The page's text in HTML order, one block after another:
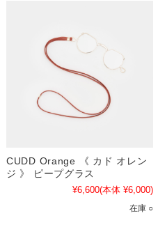
CUDD Orange 《 カド オレン
ジ 》 ピープグラス
¥6,600(本体 ¥6,000)
在庫 ○